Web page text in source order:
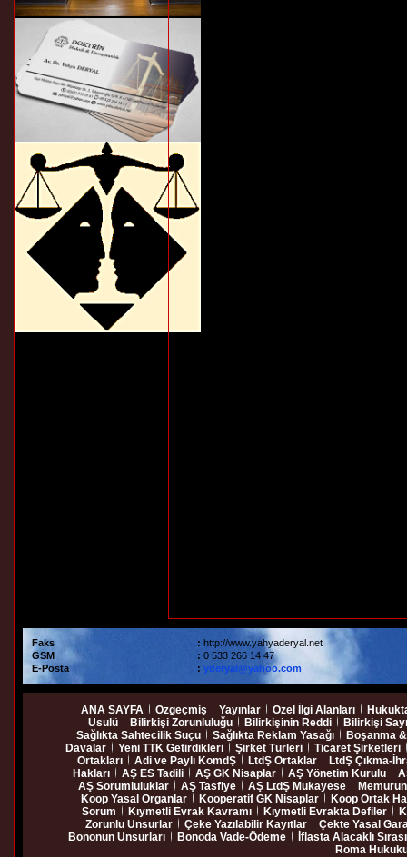
Faks : http://www.yahyaderyal.net
GSM
: 0 533 266 14 47
E-Posta
: yderyal@yahoo.com
ANA SAYFA Özgeçmiş Yayınlar Özel İlgi Alanları
Usulü
Bilirkişi Zorunluluğu Bilirkişinin Reddi
Bilirkişi
Sağlıkta Sahtecilik Suçu
Sağlıkta Reklam Yasağı
Boşanma
Davalar
Yeni TTK Getirdikleri Şirket Türleri
Ticaret Şirketleri
Ortakları
Adi ve Paylı KomdŞ LtdŞ Ortaklar
LtdŞ Çıkma-
Hakları
AŞ ES Tadili AŞ GK Nisaplar AŞ Yönetim Kurulu
AŞ Sorumluluklar
AŞ Tasfiye AŞ LtdŞ Mukayese
Koop Yasal Organlar
Kooperatif GK Nisaplar
Koop Ortak
Sorum
Kıymetli Evrak Kavramı Kıymetli Evrakta Defiler
Zorunlu Unsurlar
Çeke Yazılabilir Kayıtlar
Çekte Yasal
Bononun Unsurları
Bonoda Vade-Ödeme
İflasta Alacaklı Sırası
Roma